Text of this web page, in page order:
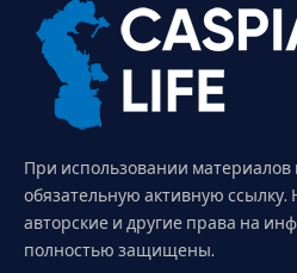
При использовании материалов
обязательную активную
авторские и другие права на
полностью защищены.